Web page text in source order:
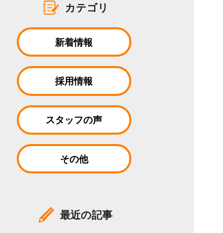
カテゴリ
新着情報
採用情報
スタッフの声
その他
最近の記事